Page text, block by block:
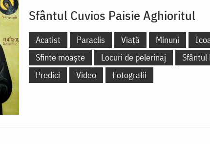
Sfântul Cuvios Paisie Aghioritul
Acatist Paraclis Viață Minuni
Sfinte moaște
Locuri de pelerinaj
Sfântul
Predici
Video Fotografii